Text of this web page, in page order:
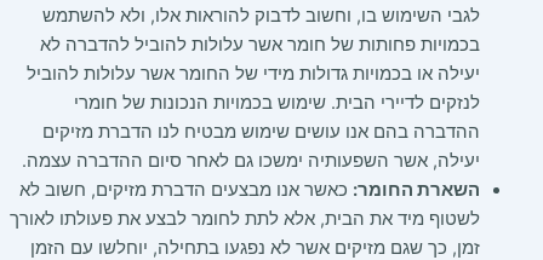
לגבי השימוש בו, וחשוב לדבוק להוראות אלו, ולא להשתמש
בכמויות פחותות של חומר אשר עלולות להוביל להדברה לא
יעילה או בכמויות גדולות מידי של החומר אשר עלולות להוביל
לנזקים לדיירי הבית. שימוש בכמויות הנכונות של חומרי
ההדברה בהם אנו עושים שימוש מבטיח לנו הדברת מזיקים
יעילה, אשר השפעותיה ימשכו גם לאחר סיום ההדברה עצמה.
השארת החומר: כאשר אנו מבצעים הדברת מזיקים, חשוב לא
לשטוף מיד את הבית, אלא לתת לחומר לבצע את פעולתו לאורך
זמן, כך שגם מזיקים אשר לא נפגעו בתחילה, יוחלשו עם הזמן